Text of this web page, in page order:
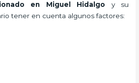
en Miguel Hidalgo y su
tener en cuenta algunos factores: